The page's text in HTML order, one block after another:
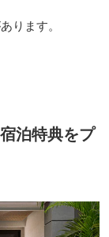
ります。
泊特典をプ